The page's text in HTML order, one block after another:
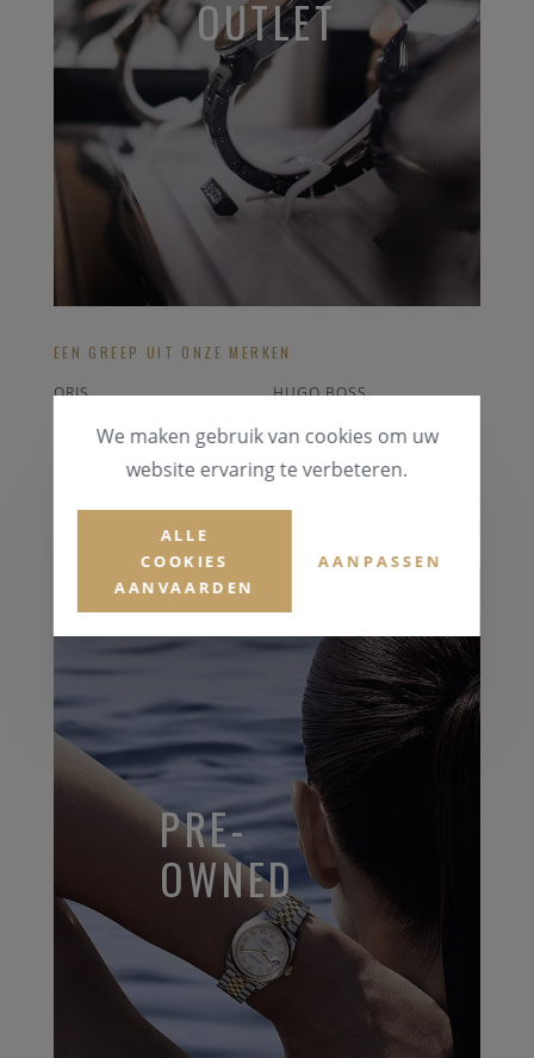
OUTLET
EEN GREEP UIT ONZE MERKEN
ORIS
HUGO BOSS
MICHAEL KORS
ALLE OUTLET
PRE-
OWNED
We maken gebruik van cookies om uw
website ervaring te verbeteren.
ALLE
COOKIES
AANVAARDEN
AANPASSEN